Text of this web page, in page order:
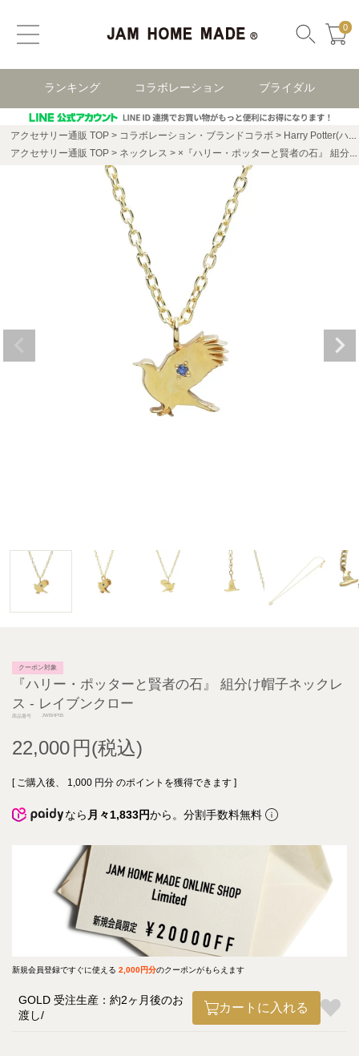
0
ランキング コラボレーション ブライダル
アクセサリー通販 TOP コラボレーション・ブランドコラボ
Harry Potter(ハリー・ポッター)
アクセサリー通販 TOP
ネックレス ×『ハリー・ポッターと賢者の石』 組分け帽子と寮ネックレス - レイブンクロー
クーポン対象
『ハリー・ポッターと賢者の石』 組分け帽子ネックレ
ス - レイブンクロー
商品番号 JWBHP05
22,000
[ ご購入後、 1,000 円分 のポイントを獲得できます ]
なら 月々1,833円から。分割手数料無料
新規会員登録ですぐに使える 2,000円分のクーポンがもらえます
GOLD 受注生産：約2ヶ月後のお
渡し
カートに入れる